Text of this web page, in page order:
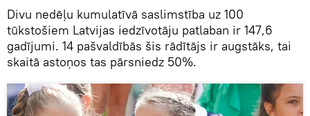
Divu nedēļu kumulatīvā saslimstība uz 100
tūkstošiem Latvijas iedzīvotāju patlaban ir 147,6
gadījumi. 14 pašvaldībās šis rādītājs ir augstāks, tai
skaitā astoņos tas pārsniedz 50%.